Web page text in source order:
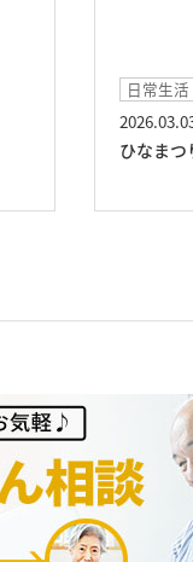
日常生活
ひなまつ